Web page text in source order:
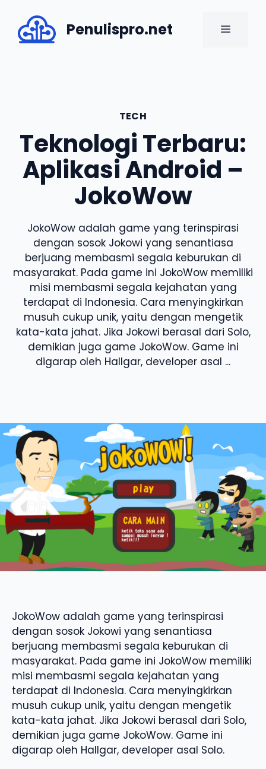
content
Penulispro.net MENU
TECH
Teknologi Terbaru:
Aplikasi Android –
JokoWow
JokoWow adalah game yang terinspirasi
dengan sosok Jokowi yang senantiasa
berjuang membasmi segala keburukan di
masyarakat. Pada game ini JokoWow memiliki
misi membasmi segala kejahatan yang
terdapat di Indonesia. Cara menyingkirkan
musuh cukup unik, yaitu dengan mengetik
kata-kata jahat. Jika Jokowi berasal dari Solo,
demikian juga game JokoWow. Game ini
digarap oleh Hallgar, developer asal ...
JokoWow adalah game yang terinspirasi
dengan sosok Jokowi yang senantiasa
berjuang membasmi segala keburukan di
masyarakat. Pada game ini JokoWow memiliki
misi membasmi segala kejahatan yang
terdapat di Indonesia. Cara menyingkirkan
musuh cukup unik, yaitu dengan mengetik
kata-kata jahat. Jika Jokowi berasal dari Solo,
demikian juga game JokoWow. Game ini
digarap oleh Hallgar, developer asal Solo.